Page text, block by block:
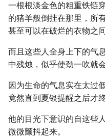
一根根淡金色的粗重铁链
的猪羊般倒挂在那里，所
甚至可以在破烂的衣物之
而且这些人全身上下的气
中残烛，似乎使劲一吹就会
因为生命的气息实在太过
竟然直到夏银提醒之后才
他的目光下意识的自这些
微微颤抖起来。